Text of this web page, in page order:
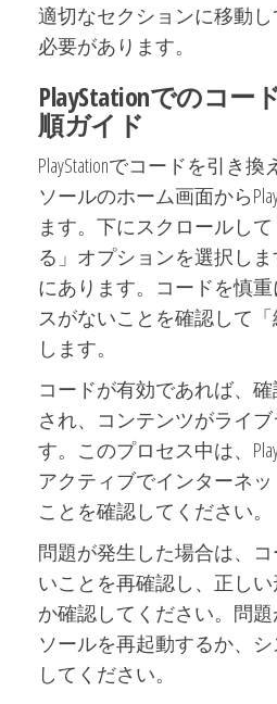
適切なセクションに移動
必要があります。
PlayStationでのコー
順ガイド
PlayStationでコードを引き
ソールのホーム画面から
ます。下にスクロールし
る」オプションを選択し
にあります。コードを慎
スがないことを確認して
します。
コードが有効であれば、
され、コンテンツがライ
す。このプロセス中は、
アクティブでインターネ
ことを確認してください。
問題が発生した場合は、
いことを再確認し、正し
か確認してください。問
ソールを再起動するか、
してください。